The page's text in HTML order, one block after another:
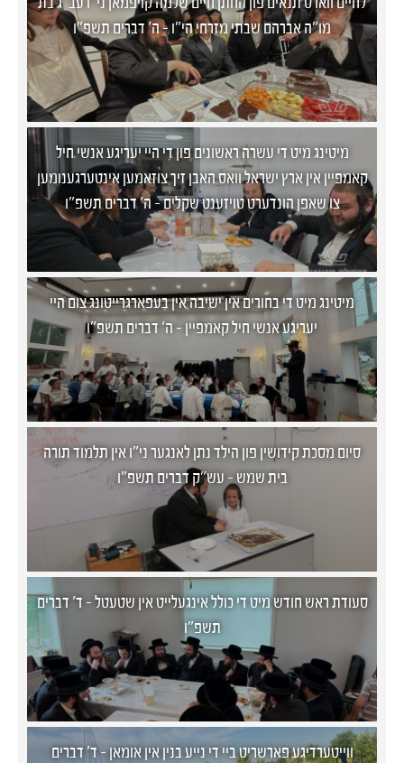
מו"ה אברהם שבתי מזרחי הי"ו - ה' דברים תשפ"ו
מיטינג מיט די עשרה ראשונים פון די היי יעריגע אנשי חיל
קאמפיין אין ארץ ישראל וואס האבן זיך צוזאמען אינטערגענומען
צו שאפן הונדערט טויזענט שקלים - ה' דברים תשפ"ו
מיטינג מיט די בחורים אין ישיבה אין בעפארגרייטונג צום היי
יעריגע אנשי חיל קאמפיין - ה' דברים תשפ"ו
סיום מסכת קידושין פון הילד נתן לאנגער ני"ו אין תלמוד תורה
בית שמש - עש"ק דברים תשפ"ו
סעודת ראש חודש מיט די כולל אינגעלייט אין שטעטל - ד' דברים
תשפ"ו
ווייטערדיגע פארשריט ביי די נייע בנין אין אומאן - ד' דברים